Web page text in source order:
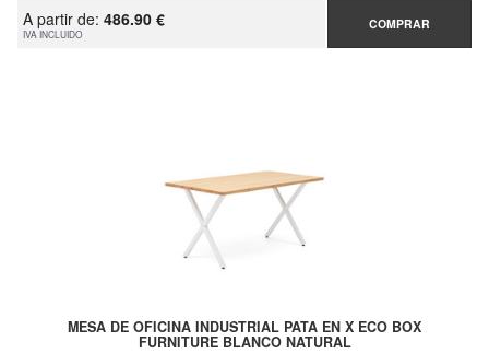
A partir de: 486.90 €
IVA INCLUIDO
COMPRAR
MESA DE OFICINA INDUSTRIAL PATA EN X ECO BOX
FURNITURE BLANCO NATURAL